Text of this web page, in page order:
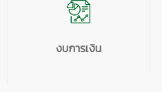
งบการเงิน